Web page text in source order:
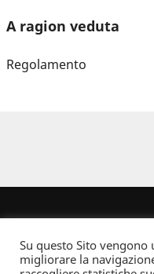
A ragion veduta
Regolamento
Su questo Sito
migliorare la